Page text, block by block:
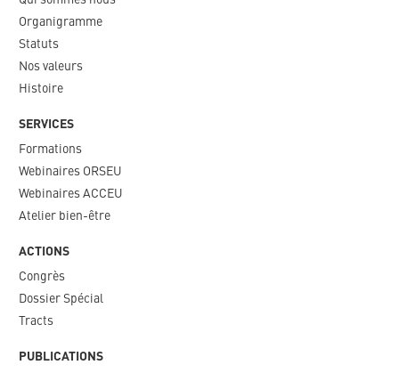
Organigramme​
Statuts
Nos valeurs​
Histoire
SERVICES
Formations
Webinaires ORSEU​
Webinaires ACCEU
Atelier bien-être
ACTIONS
Congrès
Dossier Spécial
Tracts
PUBLICATIONS